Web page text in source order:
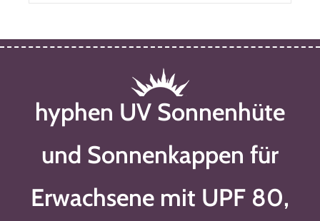
hyphen UV Sonnenhüte
und Sonnenkappen für
Erwachsene mit UPF 80,